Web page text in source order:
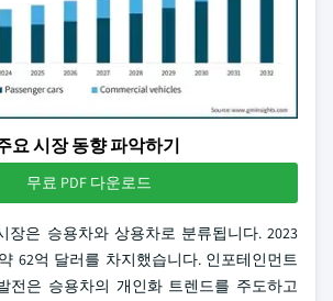
요 시장 동향 파악하기
무료 PDF 다운로드
장은 승용차와 상용차로 분류됩니다. 2023
62억 달러를 차지했습니다. 인포테인먼트
전은 승용차의 개인화 트렌드를 주도하고